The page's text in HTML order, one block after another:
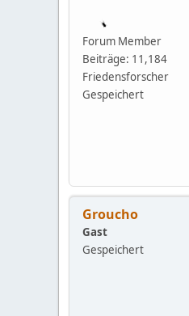
Forum Member
Beiträge: 11,184
Friedensforscher
Gespeichert
Groucho
Gast
Gespeichert